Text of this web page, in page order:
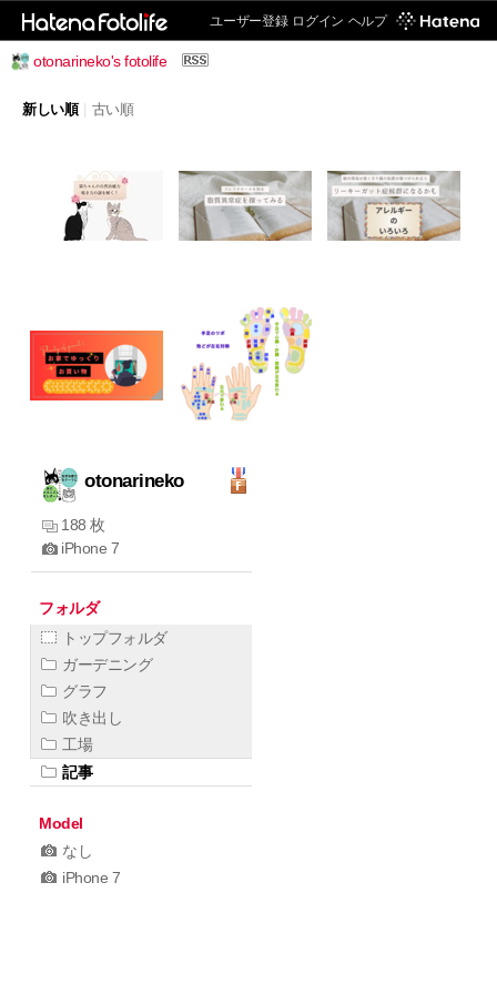
ユーザー登録 ログイン ヘルプ
otonarineko's fotolife
新しい順 古い順
otonarineko
188 枚
iPhone 7
フォルダ
トップフォルダ
ガーデニング
グラフ
吹き出し
工場
記事
Model
なし
iPhone 7